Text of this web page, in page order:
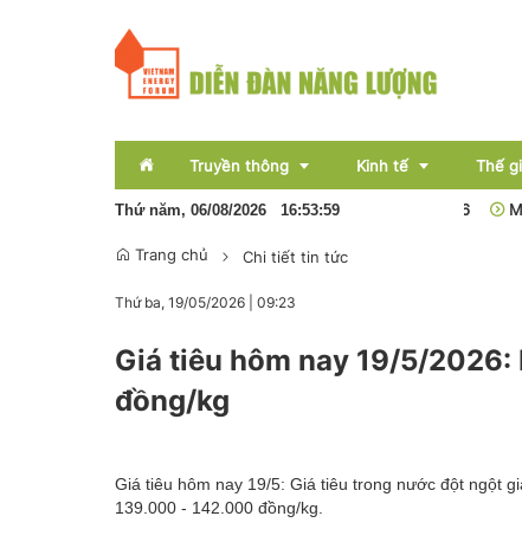
Truyền thông Kinh tế
Bất động sản
Thế
Ngành than tăng tốc hoàn thành mục tiêu năm 2026 Mối
Thứ năm, 06/08/2026 16:54:00
Trang chủ Chi tiết tin tức
Thứ ba, 19/05/2026 09:23
Giá tiêu hôm nay 19/5/
đồng/kg
Giá tiêu hôm nay 19/5: Giá tiêu trong nước đột ngột
139.000 - 142.000 đồng/kg.